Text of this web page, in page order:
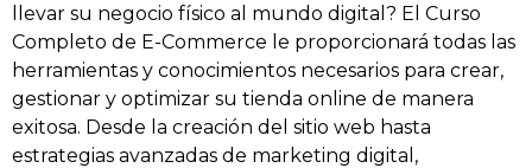
llevar su negocio físico al mundo digital? El Curso
Completo de E-Commerce le proporcionará todas las
herramientas y conocimientos necesarios para crear,
gestionar y optimizar su tienda online de manera
exitosa. Desde la creación del sitio web hasta
estrategias avanzadas de marketing digital,